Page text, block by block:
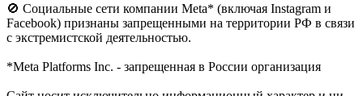
🚫 Социальные сети компании Meta* (включая Instagram и
Facebook) признаны запрещенными на территории РФ в связи
с экстремистской деятельностью.
*Meta Platforms Inc. - запрещенная в России организация